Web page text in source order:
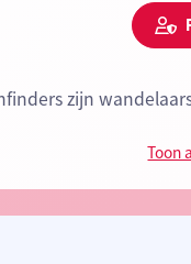
zijn
Toon